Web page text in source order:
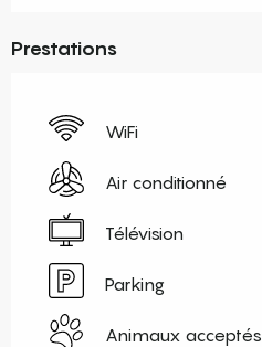
Prestations
WiFi
Air conditionné
Télévision
Parking
Animaux acceptés